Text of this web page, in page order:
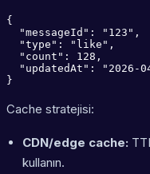
{
  "messageId": "123",
  "type": "like",
  "count": 128,
"updatedAt": "2026-
}
Cache stratejisi:
CDN/edge cache:
kullanın.